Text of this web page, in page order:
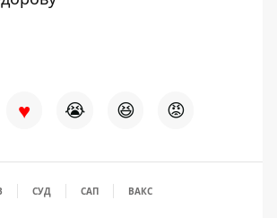
♥ 😭 😆 😡
СУД САП ВАКС